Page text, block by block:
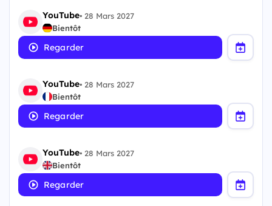
YouTube• 28 Mars 2027
Bientôt
Regarder
YouTube• 28 Mars 2027
Bientôt
Regarder
YouTube• 28 Mars 2027
Bientôt
Regarder